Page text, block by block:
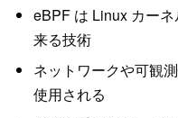
eBPF は Linux カー
来る技術
ネットワークや可観
使用される